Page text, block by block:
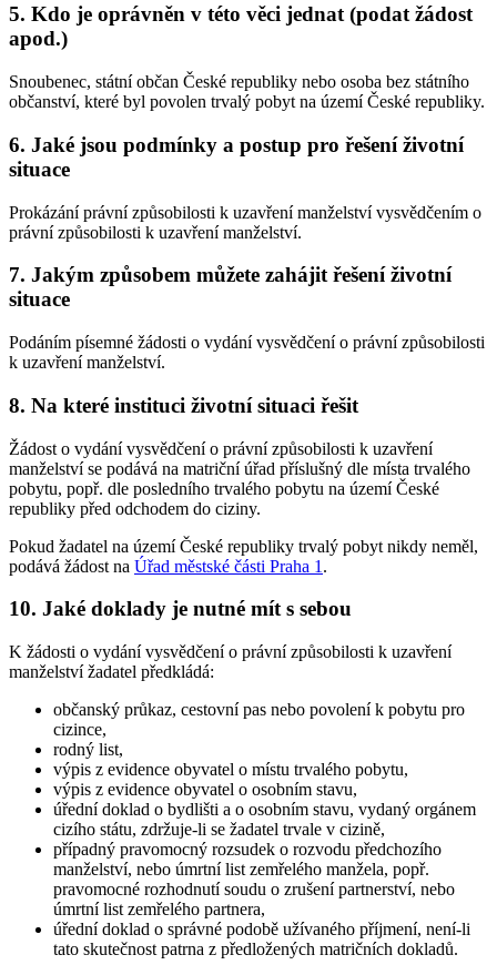
5. Kdo je oprávněn v této věci jednat (podat žádost
apod.)
Snoubenec, státní občan České republiky nebo osoba bez státního
občanství, které byl povolen trvalý pobyt na území České republiky.
6. Jaké jsou podmínky a postup pro řešení životní
situace
Prokázání právní způsobilosti k uzavření manželství vysvědčením o
právní způsobilosti k uzavření manželství.
7. Jakým způsobem můžete zahájit řešení životní
situace
Podáním písemné žádosti o vydání vysvědčení o právní způsobilosti
k uzavření manželství.
8. Na které instituci životní situaci řešit
Žádost o vydání vysvědčení o právní způsobilosti k uzavření
manželství se podává na matriční úřad příslušný dle místa trvalého
pobytu, popř. dle posledního trvalého pobytu na území České
republiky před odchodem do ciziny.
Pokud žadatel na území České republiky trvalý pobyt nikdy neměl,
podává žádost na Úřad městské části Praha 1 .
10. Jaké doklady je nutné mít s sebou
K žádosti o vydání vysvědčení o právní způsobilosti k uzavření
manželství žadatel předkládá:
občanský průkaz, cestovní pas nebo povolení k pobytu pro
cizince,
rodný list,
výpis z evidence obyvatel o místu trvalého pobytu,
výpis z evidence obyvatel o osobním stavu,
úřední doklad o bydlišti a o osobním stavu, vydaný orgánem
cizího státu, zdržuje-li se žadatel trvale v cizině,
případný pravomocný rozsudek o rozvodu předchozího
manželství, nebo úmrtní list zemřelého manžela, popř.
pravomocné rozhodnutí soudu o zrušení partnerství, nebo
úmrtní list zemřelého partnera,
úřední doklad o správné podobě užívaného příjmení, není-li
tato skutečnost patrna z předložených matričních dokladů.